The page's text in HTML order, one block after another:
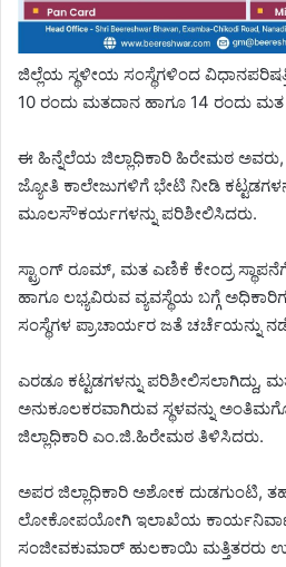
ಜಿಲ್ಲೆಯ ಸ್ಥಳೀಯ ಸಂಸ್ಥೆಗಳಿಂದ
10 ರಂದು ಮತದಾನ ಹಾಗೂ 14 ರಂದು
ಈ ಹಿನ್ನೆಲೆಯ ಜಿಲ್ಲಾಧಿಕಾರಿ ಹಿರೇಮಠ
ಜ್ಯೋತಿ ಕಾಲೇಜುಗಳಿಗೆ ಭೇಟಿ ನೀಡಿ
ಮೂಲಸೌಕರ್ಯಗಳನ್ನು ಪರಿಶೀಲಿಸಿದರು.
ಸ್ಟ್ರಾಂಗ್ ರೂಮ್, ಮತ ಎಣಿಕೆ ಕೇಂದ್ರ
ಹಾಗೂ ಲಭ್ಯವಿರುವ ವ್ಯವಸ್ಥೆಯ ಬಗ್ಗೆ
ಸಂಸ್ಥೆಗಳ ಪ್ರಾಚಾರ್ಯರ ಜತೆ ಚರ್ಚೆಯನ್ನು
ಎರಡೂ ಕಟ್ಟಡಗಳನ್ನು ಪರಿಶೀಲಿಸಲಾಗಿದ್ದು,
ಅನುಕೂಲಕರವಾಗಿರುವ ಸ್ಥಳವನ್ನು
ಜಿಲ್ಲಾಧಿಕಾರಿ ಎಂ.ಜಿ.ಹಿರೇಮಠ ತಿಳಿಸಿದರು.
ಅಪರ ಜಿಲ್ಲಾಧಿಕಾರಿ ಅಶೋಕ ದುಡಗುಂಟಿ,
ಲೋಕೋಪಯೋಗಿ ಇಲಾಖೆಯ
ಸಂಜೀವಕುಮಾರ್ ಹುಲಕಾಯಿ ಮತ್ತಿತರರು